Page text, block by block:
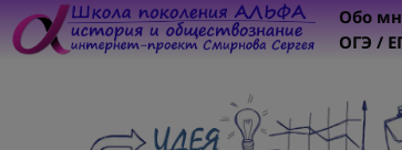
Обо
ОГЭ /